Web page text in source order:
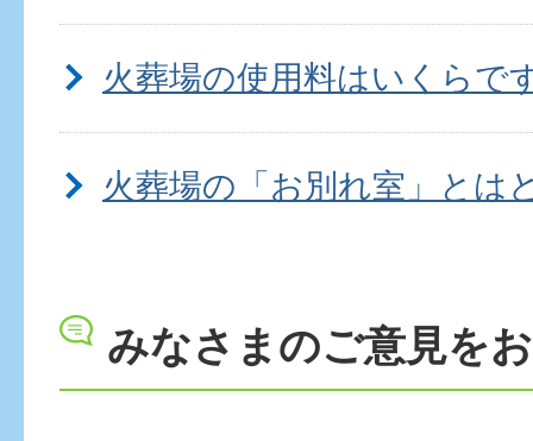
火葬場の使用料はいくらで
火葬場の「お別れ室」とは
火葬場を使用する手続きを
みなさまのご意見を